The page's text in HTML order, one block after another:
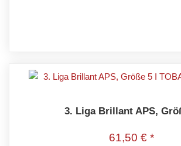
3. Liga Brillant APS,
61,50 € *